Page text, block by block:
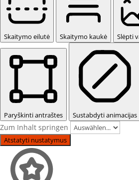
Skaitymo eilutė Skaitymo kaukė Slėpti
Paryškinti antraštes Sustabdyti animacijas
Zum Inhalt springen
Atstatyti nustatymus